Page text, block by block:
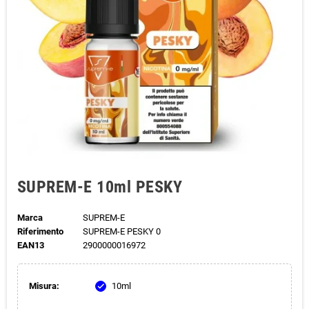
SUPREM-E 10ml PESKY
Marca
SUPREM-E
Riferimento
SUPREM-E PESKY 0
EAN13
2900000016972
Misura: check 10ml